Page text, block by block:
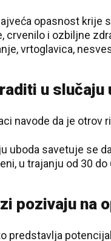
opasnost krije
crvenilo i ozbiljne
vrtoglavica,
u slučaju
navode da je otrov
uboda savetuje se
u trajanju od 30
pozivaju na
predstavlja